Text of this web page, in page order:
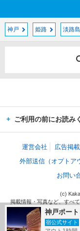
神戸ポー
宿公式サイト
神戸 姫路 淡路島
ご利用の前にお読み
運営会社 広告掲
外部送信（オプトア
お問い
(c)
掲載情報・写真など、すべ